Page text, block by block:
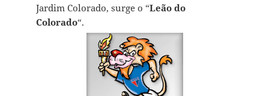
Jardim Colorado, surge o “Leão do
Colorado“.